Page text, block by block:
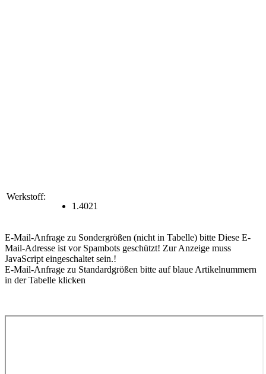
Werkstoff:
1.4021
E-Mail-Anfrage zu Sondergrößen (nicht in Tabelle) bitte Diese E-
Mail-Adresse ist vor Spambots geschützt! Zur Anzeige muss
JavaScript eingeschaltet sein.!
E-Mail-Anfrage zu Standardgrößen bitte auf blaue Artikelnummern
in der Tabelle klicken